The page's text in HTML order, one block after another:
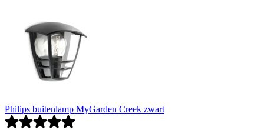
Philips buitenlamp MyGarden Creek zwart